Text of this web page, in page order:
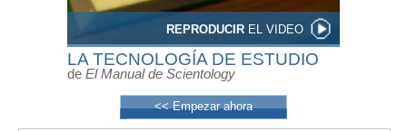
REPRODUCIR EL VIDEO
LA TECNOLOGÍA DE ESTUDIO
de El Manual de Scientology
<< Empezar ahora